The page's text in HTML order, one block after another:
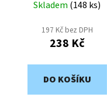
Skladem (148 ks)
197 Kč bez DPH
238 Kč
DO KOŠÍKU